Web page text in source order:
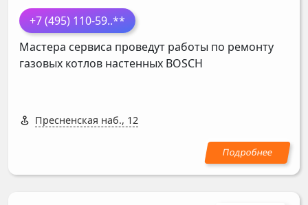
+7 (495) 110-59..**
Мастера сервиса проведут работы по ремонту
газовых котлов настенных BOSCH
Пресненская наб., 12